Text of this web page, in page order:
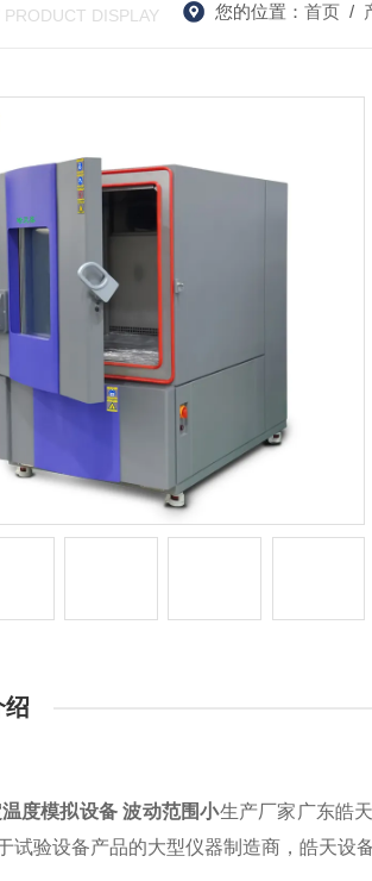
PRODUCT DISPLAY 您的位置： 首页/
绍
度模拟设备 波动范围小生产厂家广东皓
试验设备产品的大型仪器制造商，皓天设